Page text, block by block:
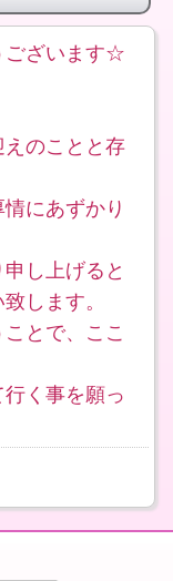
ございます☆
のことと存
にあずかり
し上げると
します。
とで、ここ
く事を願っ